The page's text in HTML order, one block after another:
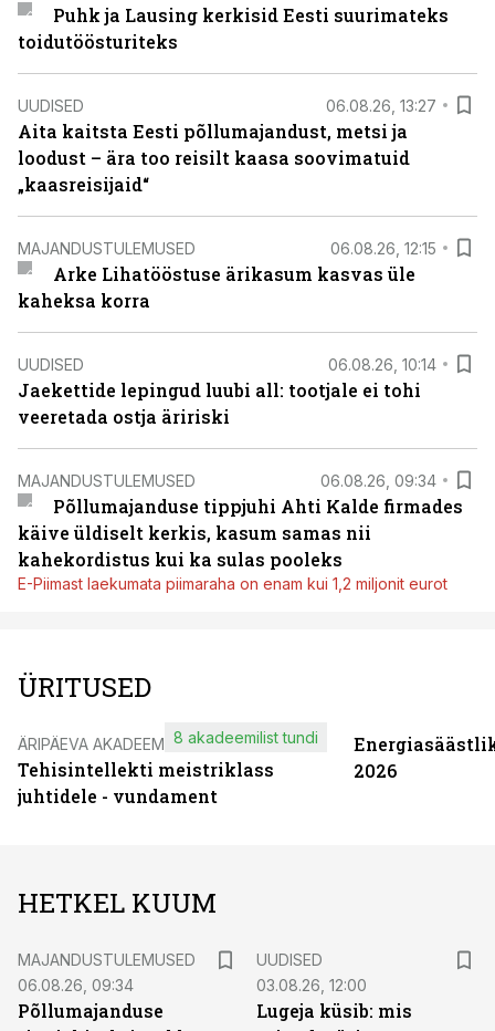
Puhk ja Lausing kerkisid Eesti suurimateks
toidutöösturiteks
UUDISED 06.08.26, 13:27
Aita kaitsta Eesti põllumajandust, metsi ja
loodust – ära too reisilt kaasa soovimatuid
„kaasreisijaid“
MAJANDUSTULEMUSED 06.08.26, 12:15
Arke Lihatööstuse ärikasum kasvas üle
kaheksa korra
UUDISED 06.08.26, 10:14
Jaekettide lepingud luubi all: tootjale ei tohi
veeretada ostja äririski
MAJANDUSTULEMUSED 06.08.26, 09:34
Põllumajanduse tippjuhi Ahti Kalde firmades
käive üldiselt kerkis, kasum samas nii
kahekordistus kui ka sulas pooleks
E-Piimast laekumata piimaraha on enam kui 1,2 miljonit eurot
ÜRITUSED
ÄRIPÄEVA AKADEEMIA
Tehisintellekti meistriklass
juhtidele - vundament
8 akadeemilist tundi
2026
HETKEL KUUM
MAJANDUSTULEMUSED
06.08.26, 09:34
Põllumajanduse
UUDISED
03.08.26, 12:00
Lugeja küsib: mis